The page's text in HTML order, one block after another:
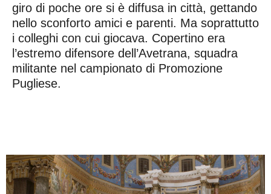
giro di poche ore si è diffusa in città, gettando
nello sconforto amici e parenti. Ma soprattutto
i colleghi con cui giocava. Copertino era
l’estremo difensore dell’Avetrana, squadra
militante nel campionato di Promozione
Pugliese.